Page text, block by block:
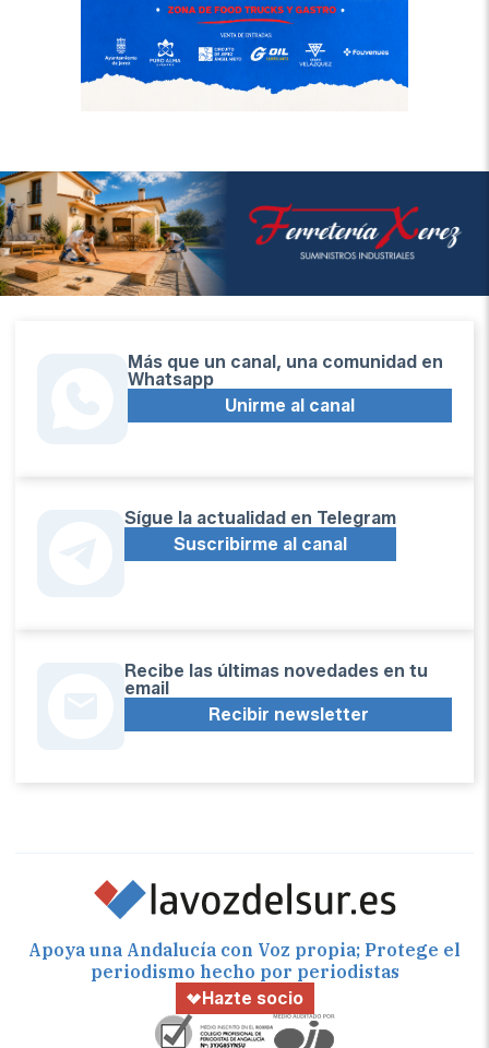
Más que un canal, una comunidad en
Whatsapp
Unirme al canal
Sígue la actualidad en Telegram
Suscribirme al canal
Recibe las últimas novedades en tu
email
Recibir newsletter
Apoya una Andalucía con Voz propia; Protege el
periodismo hecho por periodistas
Hazte socio